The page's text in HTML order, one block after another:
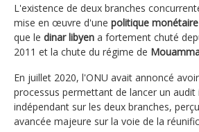
L'existence de deux branches
mise en œuvre d'une politique
que le dinar libyen a fortement chuté
2011 et la chute du régime de
En juillet 2020, l'ONU avait annoncé
processus permettant de lancer un audit
indépendant sur les deux branches,
avancée majeure sur la voie de la